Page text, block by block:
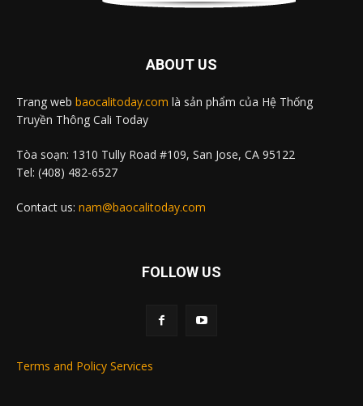
ABOUT US
Trang web baocalitoday.com là sản phẩm của Hệ Thống
Truyền Thông Cali Today
Tòa soạn: 1310 Tully Road #109, San Jose, CA 95122
Tel: (408) 482-6527
Contact us: nam@baocalitoday.com
FOLLOW US
Terms and Policy Services